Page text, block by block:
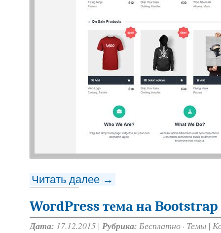
Читать далее →
WordPress тема на Bootstrap
Дата: 17.12.2015 | Рубрика: Бесплатно · Темы |